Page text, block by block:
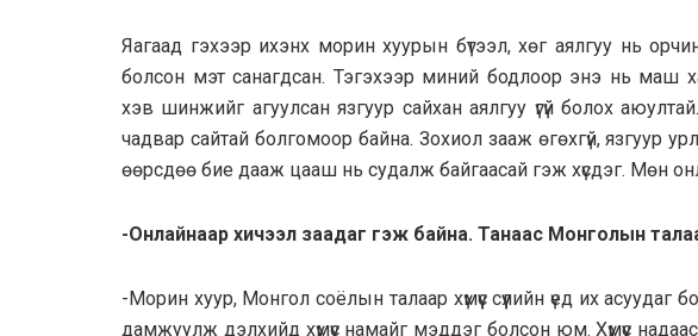
Яагаад гэхээр ихэнх морин хуурын бүтээл, хөг аялгуу нь
болсон мэт санагдсан. Тэгэхээр миний бодлоор энэ нь маш
хэв шинжийг агуулсан язгуур сайхан аялгуу үгүй болох
чадвар сайтай болгомоор байна. Зохиол зааж өгөхгүй, язгуур
өөрсдөө бие дааж цааш нь судалж байгаасай гэж хүсдэг. Мөн
-Онлайнаар хичээл заадаг гэж байна. Танаас Монголын
-Морин хуур, Монгол соёлын талаар хүмүүс сүүлийн үед их
дамжуулж дэлхийд хүмүүс намайг мэддэг болсон юм. Хүмүүс